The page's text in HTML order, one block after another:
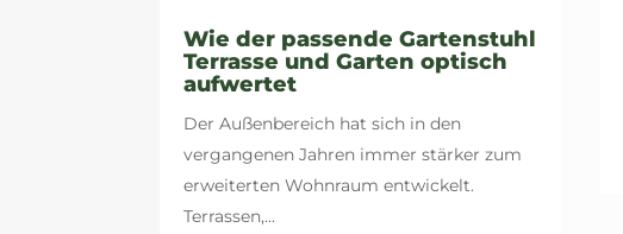
Wie der passende Gartenstuhl
Terrasse und Garten optisch
aufwertet
Der Außenbereich hat sich in den
vergangenen Jahren immer stärker zum
erweiterten Wohnraum entwickelt.
Terrassen,...